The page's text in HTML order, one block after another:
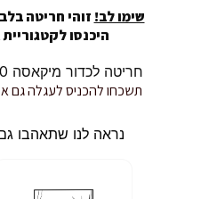
שימו לב! זוהי חריטה
היכנסו לקטגוריית BOLA או
חריטה לכדור מיקאסה MIKASA / r10 שלך.
תשכחו להכניס לעגלה גם
נראה לנו שתאהבו